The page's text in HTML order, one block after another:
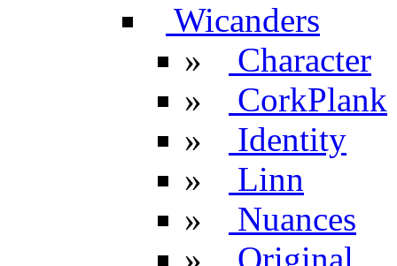
Wicanders
»
Character
»
CorkPlank
»
Identity
»
Linn
»
Nuances
»
Original